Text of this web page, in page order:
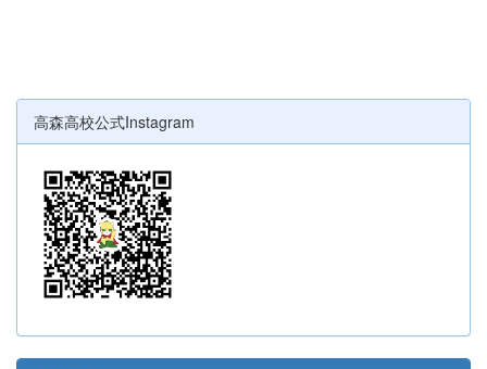
高森高校公式Instagram